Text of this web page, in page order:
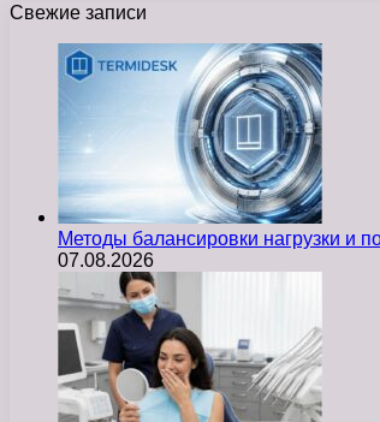
Свежие записи
Методы балансировки нагрузки и
07.08.2026